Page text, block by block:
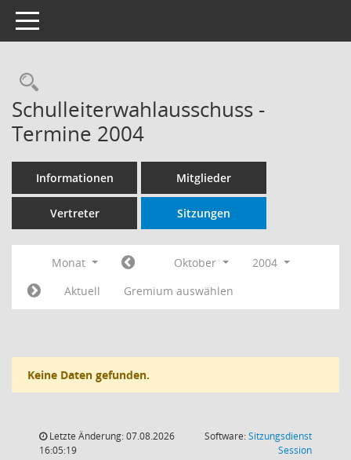
Toggle navigation
Rechercheauswahl
Schulleiterwahlausschuss -
Termine 2004
Informationen Mitglieder
Vertreter Sitzungen
Monat Oktober
2004
Aktuell
Gremium auswählen
Keine Daten gefunden.
Letzte Änderung: 07.08.2026
16:05:19
Software:Sitzungsdienst
Session(Wird in